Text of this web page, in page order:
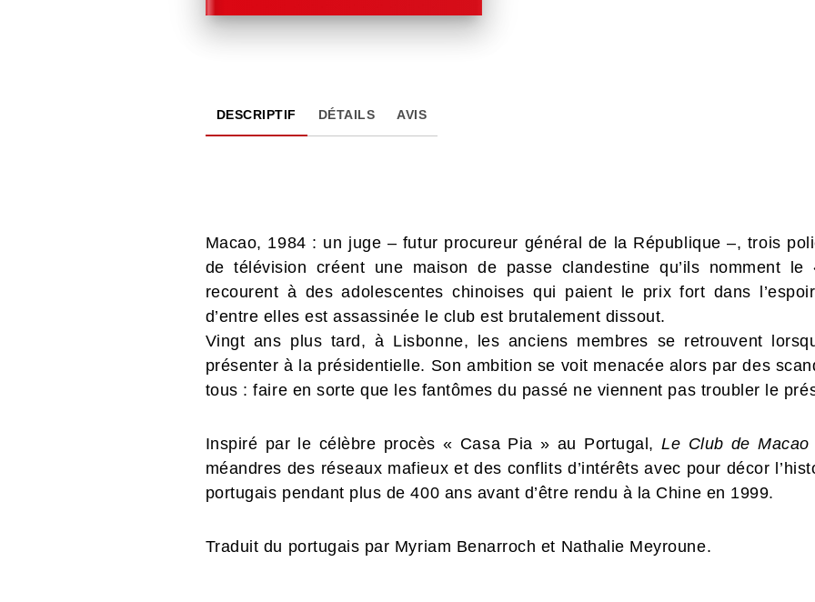
DESCRIPTIF DÉTAILS AVIS
Macao, 1984 : un juge – futur procureur général de la République –, trois
de télévision créent une maison de passe clandestine qu’ils nomment
recourent à des adolescentes chinoises qui paient le prix fort dans
d’entre elles est assassinée le club est brutalement dissout.
Vingt ans plus tard, à Lisbonne, les anciens membres se retrouvent
présenter à la présidentielle. Son ambition se voit menacée alors par des
tous : faire en sorte que les fantômes du passé ne viennent pas troubler le
Inspiré par le célèbre procès « Casa Pia » au Portugal,Le Club de Macao
méandres des réseaux mafieux et des conflits d’intérêts avec pour décor
portugais pendant plus de 400 ans avant d’être rendu à la Chine en 1999.
Traduit du portugais par Myriam Benarroch et Nathalie Meyroune.